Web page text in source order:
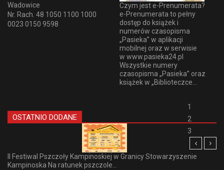
Wadowice
Nr. Rach. 48 1050 1100 1000
0023 0150 9598
Czym jest e-Prenumerata?
e-Prenumerata to pełny
dostęp do książek i
numerów czasopisma
„Pasieka” w aplikacji
mobilnej oraz w serwisie
w www.pasieka24.pl
Wszystkie numery
czasopisma „Pasieka” oraz
książek w „Biblioteczce...
OSTATNIO DODANE
1
2
3
II Festiwal Pszczoły Kampinoskiej w Granicy Stowarzyszenie
Kampinoska Na ratunek pszczole...